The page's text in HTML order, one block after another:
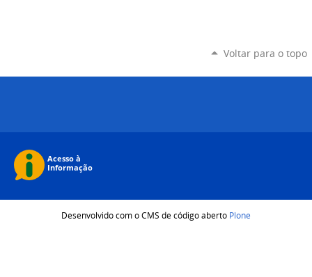
Voltar para o topo
Desenvolvido com o CMS de código aberto Plone